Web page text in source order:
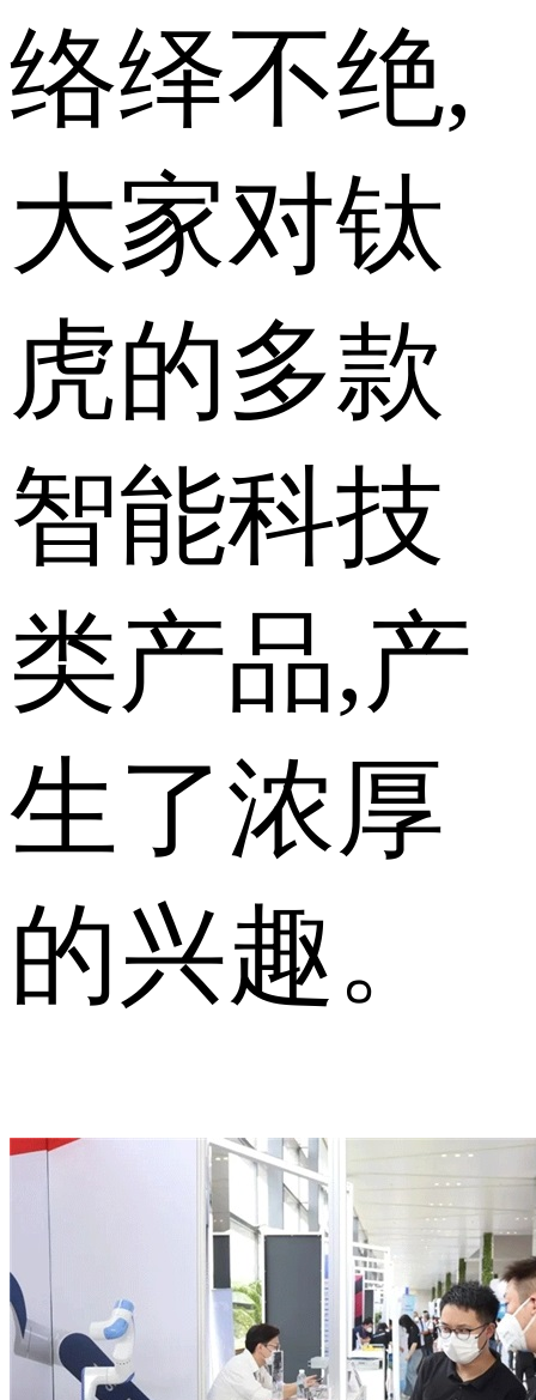
络绎不绝,
大家对钛
虎的多款
智能科技
类产品,产
生了浓厚
的兴趣。